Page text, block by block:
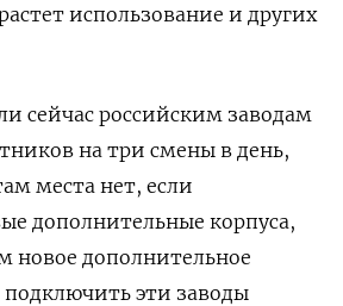
использование и других
сейчас российским заводам
на три смены в день,
места нет, если
дополнительные корпуса,
новое дополнительное
подключить эти заводы